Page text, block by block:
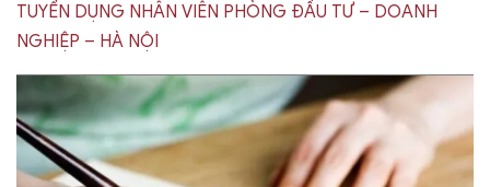
TUYỂN DỤNG NHÂN VIÊN PHÒNG ĐẦU TƯ – DOANH
NGHIỆP – HÀ NỘI